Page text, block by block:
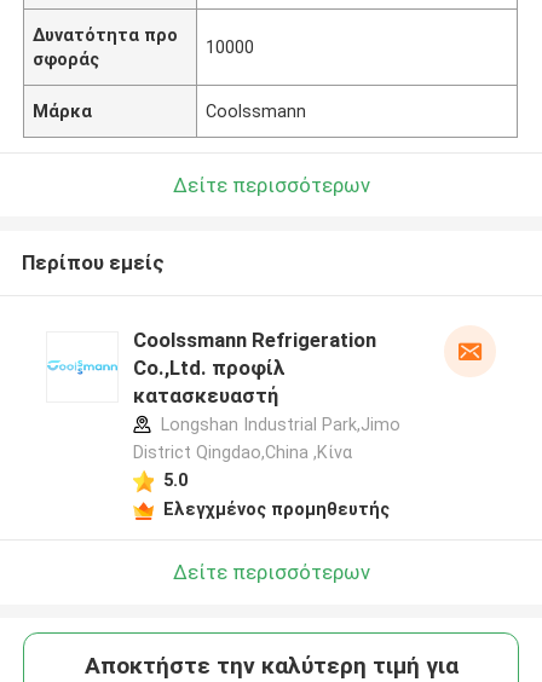
Δυνατότητα προ
σφοράς
10000
Μάρκα Coolssmann
Δείτε περισσότερων
Περίπου εμείς
Coolssmann Refrigeration
Co.,Ltd. προφίλ
κατασκευαστή
Longshan Industrial Park,Jimo
District Qingdao,China ,Κίνα
5.0
Ελεγχμένος προμηθευτής
Δείτε περισσότερων
Αποκτήστε την καλύτερη τιμή για